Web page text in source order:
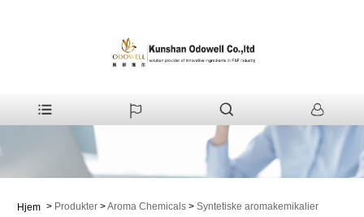
Hjem > Produkter >Aroma Chemicals > Syntetiske aromakemikalier